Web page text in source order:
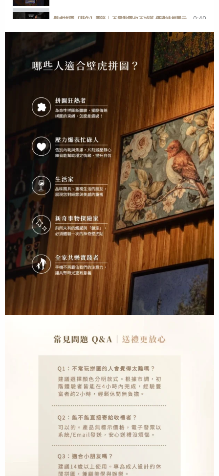
壁虎拼圖【葵兔】開箱｜ 不需黏膠也不掉落 優雅裱框展示 0:40
一分鐘開箱【歡迎回家】快樂小狗勾 1:00
GECKO POWER PUZZLE ENGLISH DEMONSTRATION 2:38